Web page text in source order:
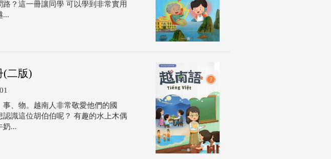
？這一冊讓同學 可以學到非常實用
...
(二版)
、物。越南人非常敬愛他們的國
識這位胡伯伯呢？ 有趣的水上木偶
奶...